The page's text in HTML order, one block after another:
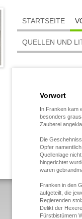
STARTSEITE
QUELLEN UND
Vorwort
In Franken kam
besonders
Zauberei
Die
Opfer
Quellenlage
hingerichtet
waren
Franken in den
aufgeteilt, die
Regierenden
Delikt der
Fürstbistümern